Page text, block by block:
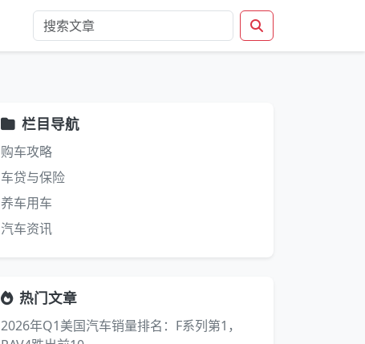
栏目导航
购车攻略
车贷与保险
养车用车
汽车资讯
热门文章
2026年Q1美国汽车销量排名：F系列第1，